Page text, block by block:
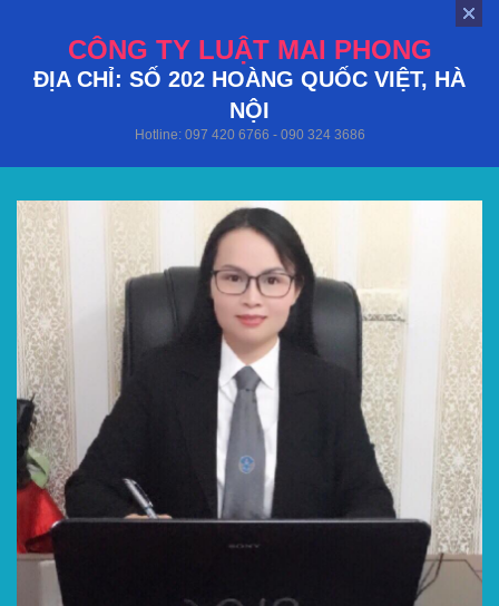
CÔNG TY LUẬT MAI PHONG
ĐỊA CHỈ: SỐ 202 HOÀNG QUỐC VIỆT, HÀ
NỘI
Hotline: 097 420 6766 - 090 324 3686